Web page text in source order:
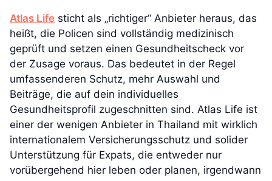
Atlas Life sticht als „richtiger“ Anbieter heraus, das
heißt, die Policen sind vollständig medizinisch
geprüft und setzen einen Gesundheitscheck vor
der Zusage voraus. Das bedeutet in der Regel
umfassenderen Schutz, mehr Auswahl und
Beiträge, die auf dein individuelles
Gesundheitsprofil zugeschnitten sind. Atlas Life ist
einer der wenigen Anbieter in Thailand mit wirklich
internationalem Versicherungsschutz und solider
Unterstützung für Expats, die entweder nur
vorübergehend hier leben oder planen, irgendwann